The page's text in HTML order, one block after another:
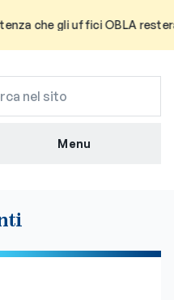
che gli uffici OBLA
Menu